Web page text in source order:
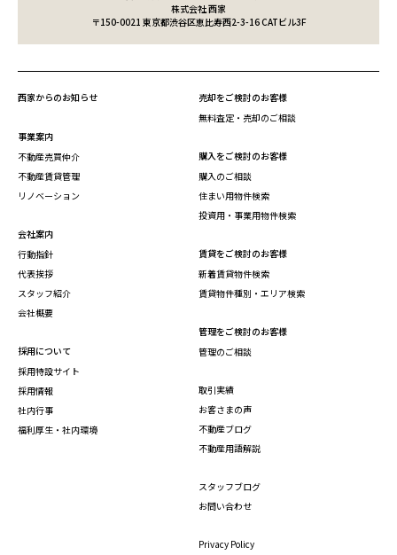
株式会社 西家
〒150-0021 東京都渋谷区恵比寿西2-3-16 CATビル3F
西家からのお知らせ
事業案内
不動産売買仲介
不動産賃貸管理
リノベーション
会社案内
行動指針
代表挨拶
スタッフ紹介
会社概要
採用について
採用特設サイト
採用情報
社内行事
福利厚生・社内環境
売却をご検討のお客様
無料査定・売却のご相談
購入をご検討のお客様
購入のご相談
住まい用物件検索
投資用・事業用物件検索
賃貸をご検討のお客様
新着賃貸物件検索
賃貸物件種別・エリア検索
管理をご検討のお客様
管理のご相談
取引実績
お客さまの声
不動産ブログ
不動産用語解説
スタッフブログ
お問い合わせ
Privacy Policy